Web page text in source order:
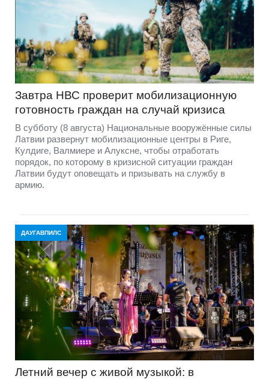
Завтра НВС проверит мобилизационную
готовность граждан на случай кризиса
В субботу (8 августа) Национальные вооружённые силы
Латвии развернут мобилизационные центры в Риге,
Кулдиге, Валмиере и Алуксне, чтобы отработать
порядок, по которому в кризисной ситуации граждан
Латвии будут оповещать и призывать на службу в
армию.
ДАУГАВПИЛС
Летний вечер с живой музыкой: в